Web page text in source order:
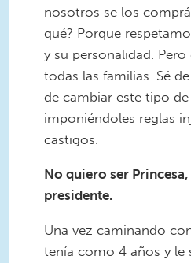
nosotros se los
qué? Porque
y su personalidad.
todas las familias. Sé
de cambiar este tipo
imponiéndoles reglas
castigos.
No quiero ser
presidente.
Una vez caminando
tenía como 4 años y le